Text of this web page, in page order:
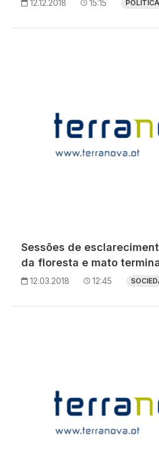
12.12.2018 15:15 POLÍTICA
Sessões de
da floresta e mato
12.03.2018 12:45